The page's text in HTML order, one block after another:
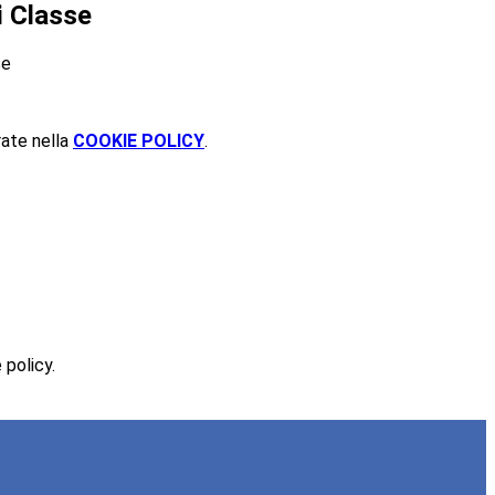
Classe
nella COOKIE POLICY.
policy.